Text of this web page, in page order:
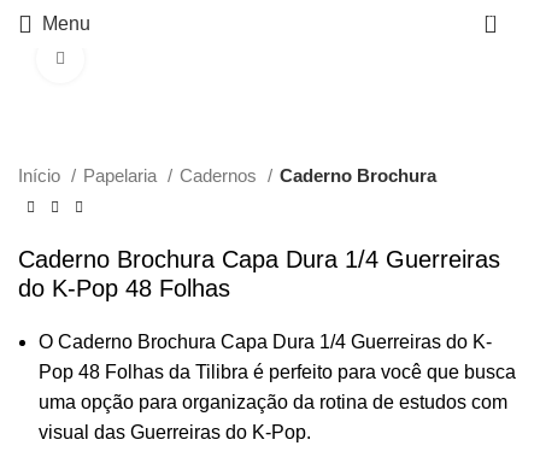
Menu 0
Início Papelaria Cadernos Caderno Brochura
Caderno Brochura Capa Dura 1/4 Guerreiras
do K-Pop 48 Folhas
O Caderno Brochura Capa Dura 1/4 Guerreiras do K-
Pop 48 Folhas da Tilibra é perfeito para você que busca
uma opção para organização da rotina de estudos com
visual das Guerreiras do K-Pop.